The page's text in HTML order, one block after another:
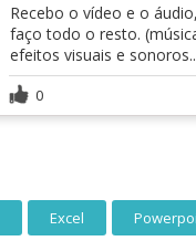
Recebo o vídeo e o áudio,
faço todo o resto.
efeitos visuais e
0
Excel